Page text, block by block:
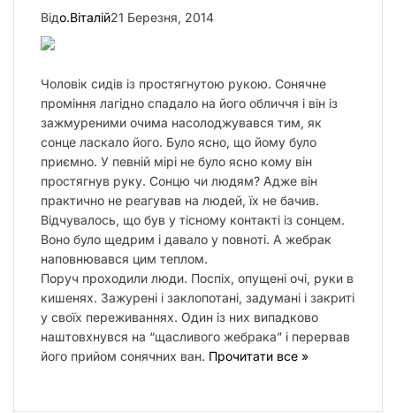
Відо.Віталій21 Березня, 2014
Чоловік сидів із простягнутою рукою. Сонячне
проміння лагідно спадало на його обличчя і він із
зажмуреними очима насолоджувався тим, як
сонце ласкало його. Було ясно, що йому було
приємно. У певній мірі не було ясно кому він
простягнув руку. Сонцю чи людям? Адже він
практично не реагував на людей, їх не бачив.
Відчувалось, що був у тісному контакті із сонцем.
Воно було щедрим і давало у повноті. А жебрак
наповнювався цим теплом.
Поруч проходили люди. Поспіх, опущені очі, руки в
кишенях. Зажурені і заклопотані, задумані і закриті
у своїх переживаннях. Один із них випадково
наштовхнувся на “щасливого жебрака” і перервав
його прийом сонячних ван. Прочитати все »